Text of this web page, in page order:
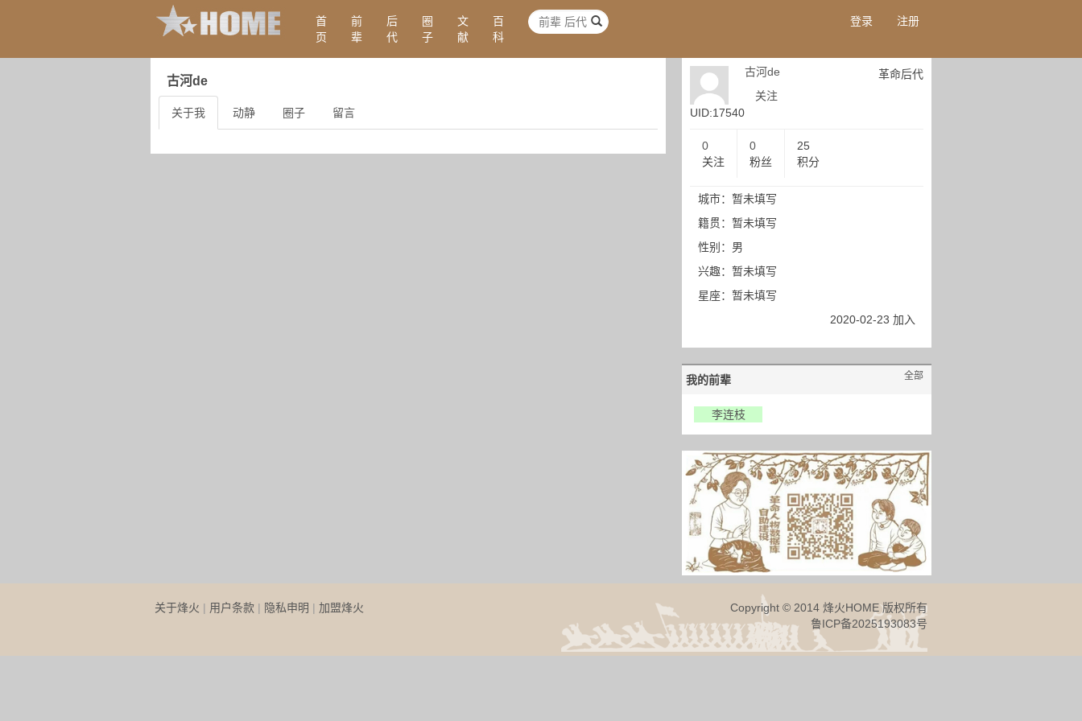
首
页
前
辈
后
代
圈
子
文
献
百
科
登录 注册
古河de
关于我 动静 圈子 留言 UID:17540
古河de
关注
革命后代
0
关注
0
粉丝
25
积分
城市：暂未填写
籍贯：暂未填写
性别：男
兴趣：暂未填写
星座：暂未填写
2020-02-23 加入
我的前辈 全部
李连枝
关于烽火 | 用户条款 | 隐私申明 | 加盟烽火
Copyright © 2014 烽火HOME 版权所有
鲁ICP备2025193083号